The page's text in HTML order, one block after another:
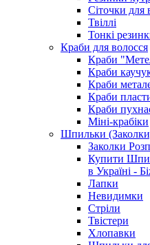
Сіточки для
Твіллі
Тонкі
Краби для волосся
Краби
Краби
Краби
Краби
Краби
Міні-крабіки
Шпильки
Заколки
Купити
в Україні -
Лапки
Невидимки
Стріли
Твістери
Хлопавки